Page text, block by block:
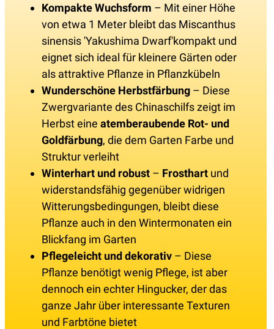
Kompakte Wuchsform – Mit einer Höhe
von etwa 1 Meter bleibt das Miscanthus
sinensis 'Yakushima Dwarf'kompakt und
eignet sich ideal für kleinere Gärten oder
als attraktive Pflanze in Pflanzkübeln
Wunderschöne Herbstfärbung – Diese
Zwergvariante des Chinaschilfs zeigt im
Herbst eine atemberaubende Rot- und
Goldfärbung, die dem Garten Farbe und
Struktur verleiht
Winterhart und robust – Frosthart und
widerstandsfähig gegenüber widrigen
Witterungsbedingungen, bleibt diese
Pflanze auch in den Wintermonaten ein
Blickfang im Garten
Pflegeleicht und dekorativ – Diese
Pflanze benötigt wenig Pflege, ist aber
dennoch ein echter Hingucker, der das
ganze Jahr über interessante Texturen
und Farbtöne bietet